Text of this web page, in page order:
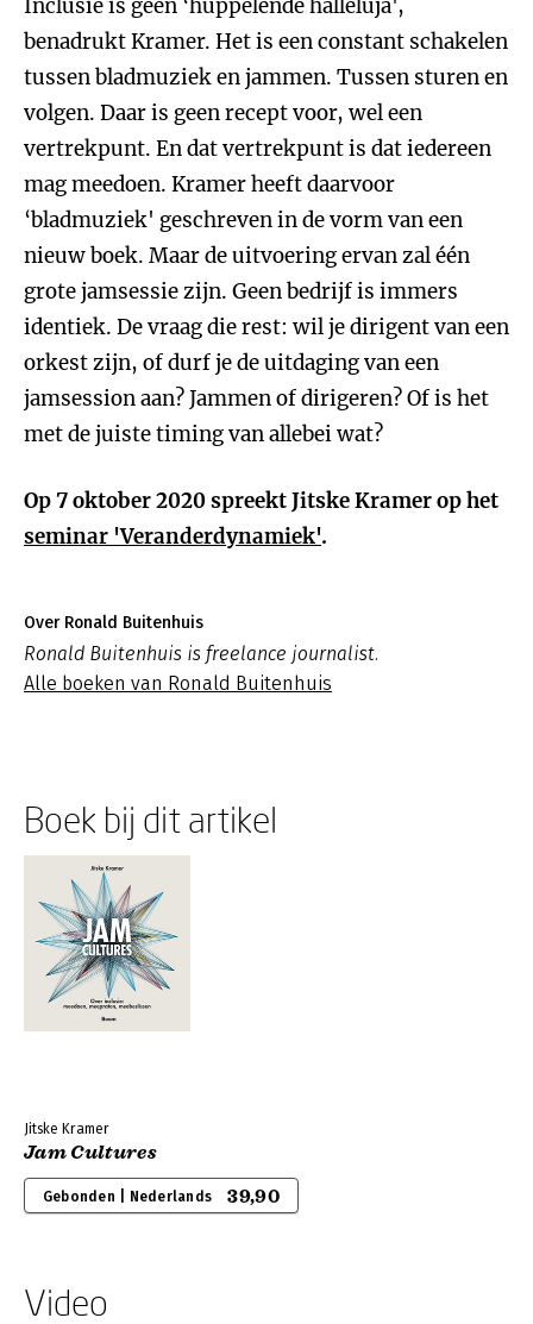
Inclusie is geen ‘huppelende halleluja',
benadrukt Kramer. Het is een constant schakelen
tussen bladmuziek en jammen. Tussen sturen en
volgen. Daar is geen recept voor, wel een
vertrekpunt. En dat vertrekpunt is dat iedereen
mag meedoen. Kramer heeft daarvoor
‘bladmuziek' geschreven in de vorm van een
nieuw boek. Maar de uitvoering ervan zal één
grote jamsessie zijn. Geen bedrijf is immers
identiek. De vraag die rest: wil je dirigent van een
orkest zijn, of durf je de uitdaging van een
jamsession aan? Jammen of dirigeren? Of is het
met de juiste timing van allebei wat?
Op 7 oktober 2020 spreekt Jitske Kramer op het
seminar 'Veranderdynamiek'.
Over Ronald Buitenhuis
Ronald Buitenhuis is freelance journalist.
Alle boeken van Ronald Buitenhuis
Boek bij dit artikel
Jitske Kramer
Jam Cultures
Gebonden | Nederlands 39,90
Video